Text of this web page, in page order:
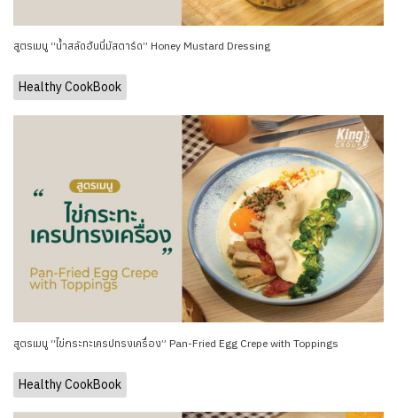
สูตรเมนู “น้ำสลัดฮันนี่มัสตาร์ด” Honey Mustard Dressing
Healthy CookBook
สูตรเมนู “ไข่กระทะเครปทรงเครื่อง” Pan-Fried Egg Crepe with Toppings
Healthy CookBook